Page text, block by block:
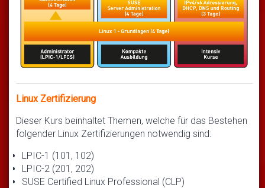
Linux Zertifizierung
Dieser Kurs beinhaltet Themen, welche für das Bestehen
folgender Linux Zertifizierungen notwendig sind:
LPIC-1 (101, 102)
LPIC-2 (201, 202)
SUSE Certified Linux Professional (CLP)